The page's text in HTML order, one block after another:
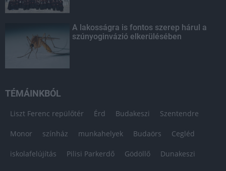
A lakosságra is fontos szerep hárul a
szúnyoginvázió elkerülésében
TÉMÁINKBÓL
Liszt Ferenc repülőtér Érd Budakeszi Szentendre
Monor színház munkahelyek Budaörs Cegléd
iskolafelújítás Pilisi Parkerdő Gödöllő Dunakeszi